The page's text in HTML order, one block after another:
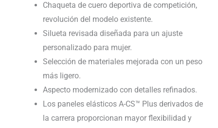
Chaqueta de cuero deportiva de competición,
revolución del modelo existente.
Silueta revisada diseñada para un ajuste
personalizado para mujer.
Selección de materiales mejorada con un peso
más ligero.
Aspecto modernizado con detalles refinados.
Los paneles elásticos A-CS™ Plus derivados de
la carrera proporcionan mayor flexibilidad y